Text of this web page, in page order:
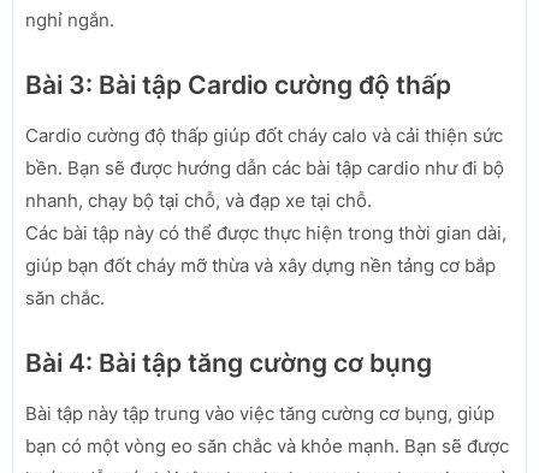
nghỉ ngắn.
Bài 3: Bài tập Cardio cường độ thấp
Cardio cường độ thấp giúp đốt cháy calo và cải thiện sức
bền. Bạn sẽ được hướng dẫn các bài tập cardio như đi bộ
nhanh, chạy bộ tại chỗ, và đạp xe tại chỗ.
Các bài tập này có thể được thực hiện trong thời gian dài,
giúp bạn đốt cháy mỡ thừa và xây dựng nền tảng cơ bắp
săn chắc.
Bài 4: Bài tập tăng cường cơ bụng
Bài tập này tập trung vào việc tăng cường cơ bụng, giúp
bạn có một vòng eo săn chắc và khỏe mạnh. Bạn sẽ được